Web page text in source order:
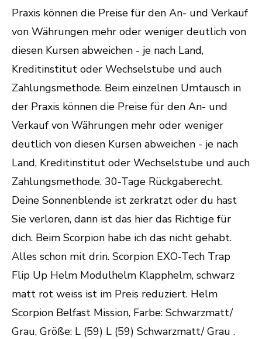
Praxis können die Preise für den An- und Verkauf
von Währungen mehr oder weniger deutlich von
diesen Kursen abweichen - je nach Land,
Kreditinstitut oder Wechselstube und auch
Zahlungsmethode. Beim einzelnen Umtausch in
der Praxis können die Preise für den An- und
Verkauf von Währungen mehr oder weniger
deutlich von diesen Kursen abweichen - je nach
Land, Kreditinstitut oder Wechselstube und auch
Zahlungsmethode. 30-Tage Rückgaberecht.
Deine Sonnenblende ist zerkratzt oder du hast
Sie verloren, dann ist das hier das Richtige für
dich. Beim Scorpion habe ich das nicht gehabt.
Alles schon mit drin. Scorpion EXO-Tech Trap
Flip Up Helm Modulhelm Klapphelm, schwarz
matt rot weiss ist im Preis reduziert. Helm
Scorpion Belfast Mission, Farbe: Schwarz­matt/
Grau, Größe: L (59) L (59) Schwarz­matt/ Grau .